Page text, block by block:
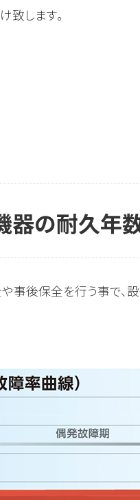
致します。
器の耐久年
後保全を行う事で、